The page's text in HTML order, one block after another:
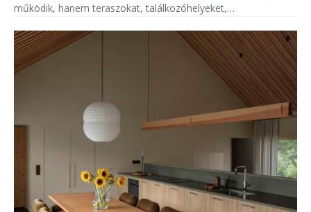
működik, hanem teraszokat, találkozóhelyeket,
között teljes és